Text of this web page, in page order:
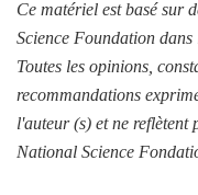
Ce matériel est basé sur
Science Foundation
Toutes les opinions,
recommandations
l'auteur (s) et ne reflètent
National Science